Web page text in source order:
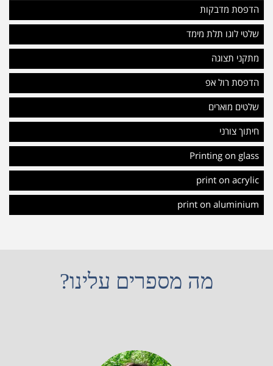
הדפסת מדבקות
שלטי לוגו תלת מימד
מתקני תצוגה
הדפסת רול אפ
שלטים מוארים
חיתוך צורני
Printing on glass
print on acrylic
print on aluminium
מה מספרים עלינו?